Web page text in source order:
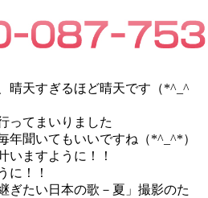
晴天すぎるほど晴天です（*^_^
ってまいりました
年聞いてもいいですね（*^_^*）
いますように！！
に！！
ぎたい日本の歌－夏」撮影のた